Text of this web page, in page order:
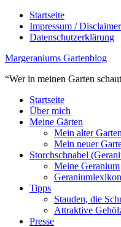
Startseite
Impressum / Disclaimer
Datenschutzerklärung
Margeraniums Gartenblog
“Wer in meinen Garten
Startseite
Über mich
Meine Gärten
Mein alter Garten
Mein neuer
Storchschnabel
Meine Geranium
Geraniumlexikon
Tipps
Stauden, die
Attraktive
Presse